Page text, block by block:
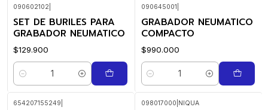
090602102
SET DE BURILES PARA
GRABADOR NEUMATICO
$129.900
Quantidade
090645001
GRABADOR NEUMATICO
COMPACTO
$990.000
Quantidade
654207155249 098017000 NIQUA